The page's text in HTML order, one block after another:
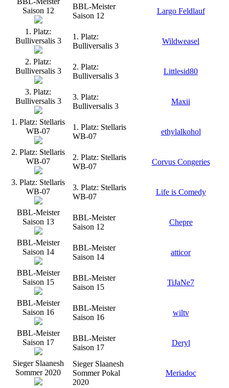
Saison 12
BBL-Meister
Saison 12
Largo Feldlauf
1. Platz:
Bulliversalis 3
1. Platz:
Bulliversalis 3
Wildweasel
2. Platz:
Bulliversalis 3
2. Platz:
Bulliversalis 3
Littlesid80
3. Platz:
Bulliversalis 3
3. Platz:
Bulliversalis 3
Maxii
1. Platz: Stellaris
WB-07
1. Platz: Stellaris
WB-07
ethylalkohol
2. Platz: Stellaris
WB-07
2. Platz: Stellaris
WB-07
Corvus Congeries
3. Platz: Stellaris
WB-07
3. Platz: Stellaris
WB-07
Life is Comedy
BBL-Meister
Saison 13
BBL-Meister
Saison 12
Chepre
BBL-Meister
Saison 14
BBL-Meister
Saison 14
atticor
BBL-Meister
Saison 15
BBL-Meister
Saison 15
TiJaNe7
BBL-Meister
Saison 16
BBL-Meister
Saison 16
wiltv
BBL-Meister
Saison 17
BBL-Meister
Saison 17
Deryl
Sieger Slaanesh
Sommer 2020
Sieger Slaanesh
Sommer Pokal
2020
Meriadoc